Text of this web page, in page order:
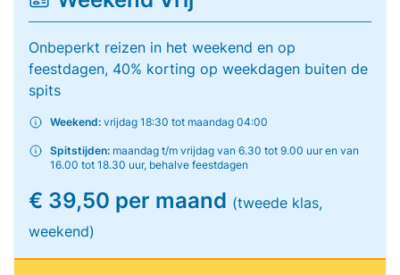
Onbeperkt reizen in het weekend en op
feestdagen, 40% korting op weekdagen buiten de
spits
Weekend: vrijdag 18:30 tot maandag 04:00
Spitstijden: maandag t/m vrijdag van 6.30 tot 9.00 uur en van
16.00 tot 18.30 uur, behalve feestdagen
€ 39,50 per maand (tweede klas,
weekend)